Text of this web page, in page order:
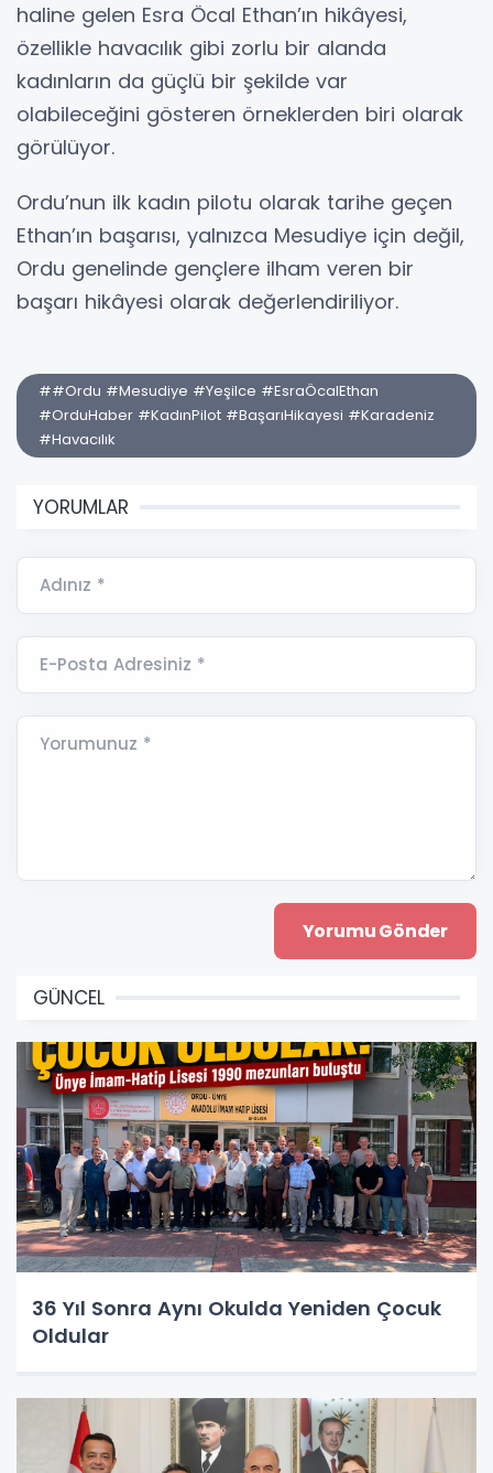
haline gelen Esra Öcal Ethan’ın hikâyesi,
özellikle havacılık gibi zorlu bir alanda
kadınların da güçlü bir şekilde var
olabileceğini gösteren örneklerden biri olarak
görülüyor.
Ordu’nun ilk kadın pilotu olarak tarihe geçen
Ethan’ın başarısı, yalnızca Mesudiye için değil,
Ordu genelinde gençlere ilham veren bir
başarı hikâyesi olarak değerlendiriliyor.
##Ordu #Mesudiye #Yeşilce #EsraÖcalEthan
#OrduHaber #KadınPilot #BaşarıHikayesi #Karadeniz
#Havacılık
YORUMLAR
Adınız *
E-Posta Adresiniz *
Yorumunuz *
GÜNCEL
36 Yıl Sonra Aynı Okulda Yeniden Çocuk
Oldular